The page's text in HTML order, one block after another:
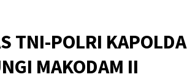
TNI-POLRI KAPOLDA
MAKODAM II